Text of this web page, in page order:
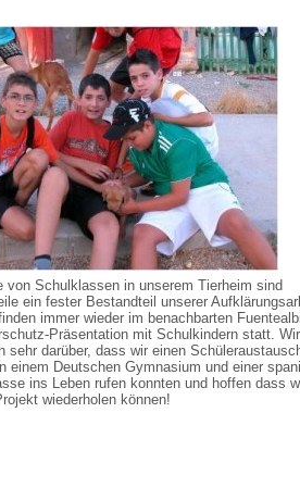
von Schulklassen in unserem Tierheim sind
ein fester Bestandteil unserer
immer wieder im benachbarten
Präsentation mit Schulkindern statt.
sehr darüber, dass wir einen
einem Deutschen Gymnasium und einer
ins Leben rufen konnten und hoffen dass
wiederholen können!